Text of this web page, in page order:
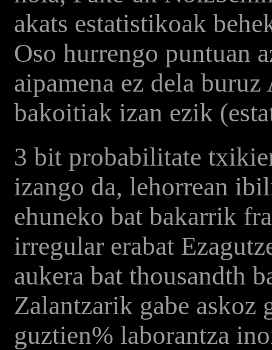
akats estatistikoak
Oso hurrengo puntuan
aipamena ez dela
bakoitiak izan ezik
3 bit probabilitate
izango da, lehorrean
ehuneko bat bakarrik
irregular erabat
aukera bat thousandth
Zalantzarik gabe askoz
guztien% laborantza